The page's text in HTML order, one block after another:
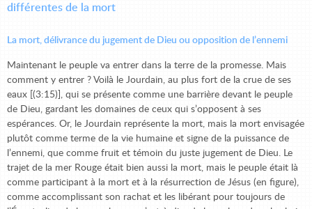
différentes de la mort
La mort, délivrance du jugement de Dieu ou opposition de l’ennemi
Maintenant le peuple va entrer dans la terre de la promesse. Mais
comment y entrer ? Voilà le Jourdain, au plus fort de la crue de ses
eaux [(3:15)], qui se présente comme une barrière devant le peuple
de Dieu, gardant les domaines de ceux qui s’opposent à ses
espérances. Or, le Jourdain représente la mort, mais la mort envisagée
plutôt comme terme de la vie humaine et signe de la puissance de
l’ennemi, que comme fruit et témoin du juste jugement de Dieu. Le
trajet de la mer Rouge était bien aussi la mort, mais le peuple était là
comme participant à la mort et à la résurrection de Jésus (en figure),
comme accomplissant son rachat et les libérant pour toujours de